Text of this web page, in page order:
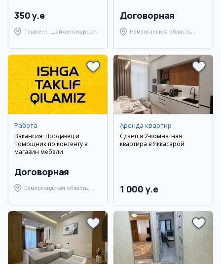
350 y.e
Ташкент, Шайхантахурский
Договорная
Наманганская область,
Работа
Вакансия: Продавец и
помощник по контенту в
магазин мебели
Договорная
Самаркандская область,
Аренда квартир
Сдается 2-комнатная
квартира в Яккасарой
1 000 y.e